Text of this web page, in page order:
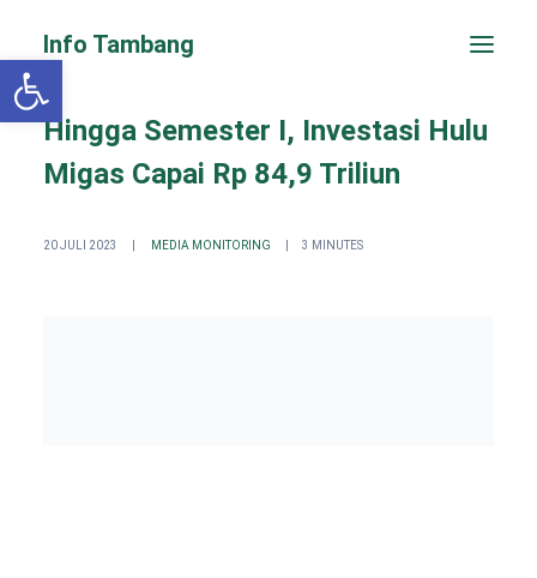
Info Tambang
Hingga Semester I, Investasi Hulu
Migas Capai Rp 84,9 Triliun
20 JULI 2023 MEDIA MONITORING 3 MINUTES
Open toolbar